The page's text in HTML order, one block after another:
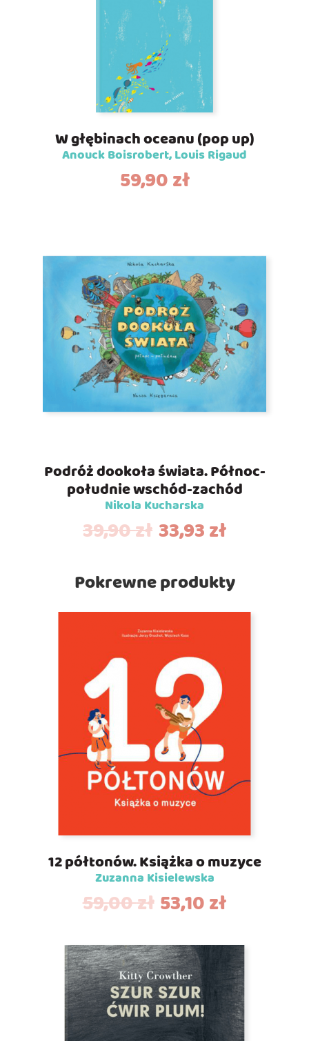
W głębinach oceanu (pop up)
Anouck Boisrobert, Louis Rigaud
59,90zł
Podróż dookoła świata. Północ-
południe wschód-zachód
Nikola Kucharska
39,90zł 33,93zł
Pokrewne produkty
12 półtonów. Książka o muzyce
Zuzanna Kisielewska
59,00zł 53,10zł